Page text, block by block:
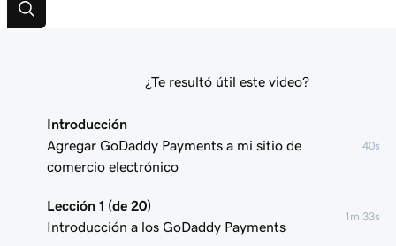
Introducción
Agregar GoDaddy Payments a mi sitio de
comercio electrónico
40s
Lección 1 (de 20)
Introducción a los GoDaddy Payments
1m 33s
¿Te resultó útil este video?